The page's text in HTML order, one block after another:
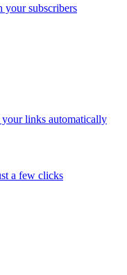
your subscribers
links automatically
a few clicks